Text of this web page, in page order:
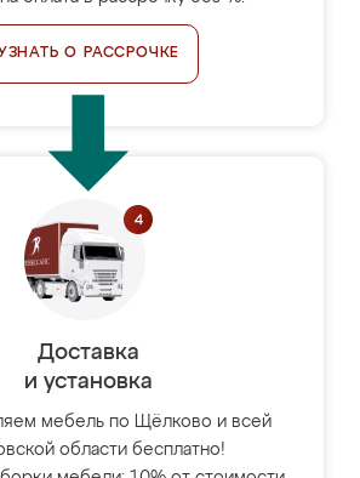
О РАССРОЧКЕ
Доставка
и установка
мебель по Щёлково и всей
области бесплатно!